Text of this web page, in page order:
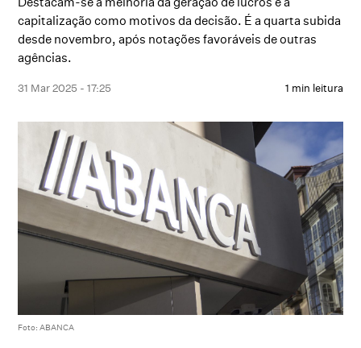
capitalização como motivos da decisão. É a quarta subida
desde novembro, após notações favoráveis de outras
agências.
31 Mar 2025 - 17:25 1 min leitura
Foto: ABANCA